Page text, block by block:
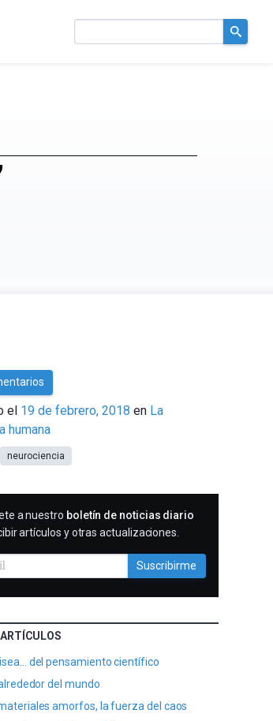
el 19 de febrero, 2018 en La
humana
neurociencia
a nuestro boletín de noticias diario
artículos y otras actualizaciones.
Suscribirme
del pensamiento científico
del mundo
amorfos, la fuerza del caos